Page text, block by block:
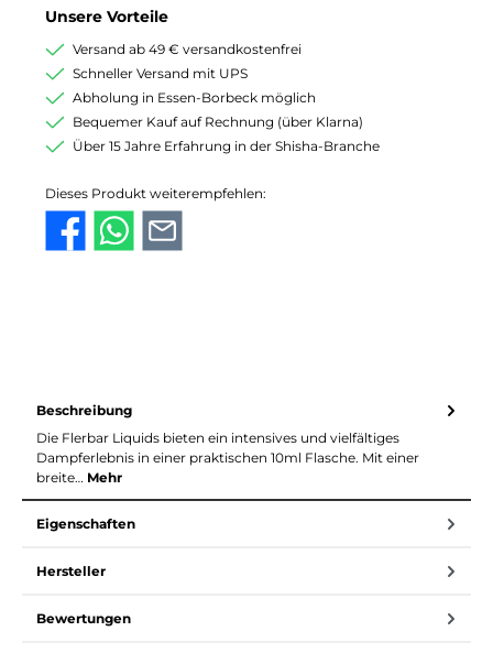
Unsere Vorteile
Versand ab 49 € versandkostenfrei
Schneller Versand mit UPS
Abholung in Essen-Borbeck möglich
Bequemer Kauf auf Rechnung (über Klarna)
Über 15 Jahre Erfahrung in der Shisha-Branche
Dieses Produkt weiterempfehlen:
Beschreibung
Die Flerbar Liquids bieten ein intensives und vielfältiges
Dampferlebnis in einer praktischen 10ml Flasche. Mit einer
breite… Mehr
Eigenschaften
Hersteller
Bewertungen